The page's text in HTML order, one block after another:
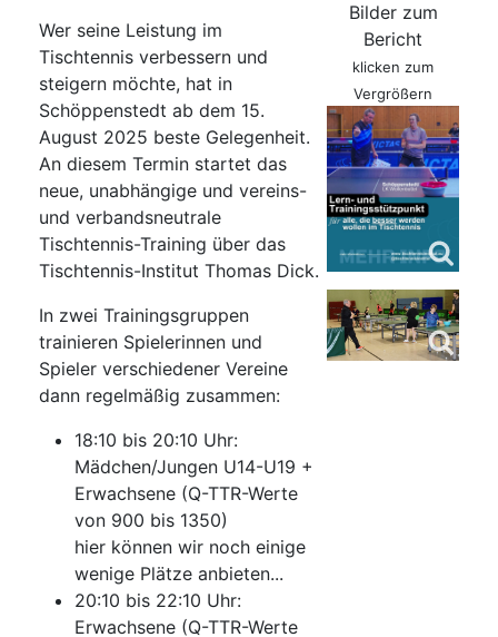
Wer seine Leistung im
Tischtennis verbessern und
steigern möchte, hat in
Schöppenstedt ab dem 15.
August 2025 beste Gelegenheit.
An diesem Termin startet das
neue, unabhängige und vereins-
und verbandsneutrale
Tischtennis-Training über das
Tischtennis-Institut Thomas Dick.
In zwei Trainingsgruppen
trainieren Spielerinnen und
Spieler verschiedener Vereine
dann regelmäßig zusammen:
18:10 bis 20:10 Uhr:
Mädchen/Jungen U14-U19 +
Erwachsene (Q-TTR-Werte
von 900 bis 1350)
hier können wir noch einige
wenige Plätze anbieten...
20:10 bis 22:10 Uhr:
Erwachsene (Q-TTR-Werte
Bilder zum
Bericht
klicken zum
Vergrößern